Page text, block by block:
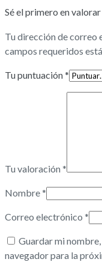
Sé el primero en
Tu dirección de correo
campos requeridos
Tu puntuación*
Tu valoración *
Nombre*
Correo electrónico *
Guardar mi
navegador para la